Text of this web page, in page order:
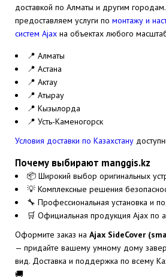
доставкой по Алматы и другим
предоставляем услуги по монтажу и
систем Ajax на объектах любого
📍 Алматы
📍 Астана
📍 Актау
📍 Атырау
📍 Кызылорда
📍 Усть-Каменогорск
Условия доставки по Казахстану
Почему выбирают manggis.kz
📦 Широкий выбор оригинальных
💡 Комплексные решения
🔧 Профессиональная установка и
🛒 Официальная продукция Ajax по
Оформите заказ на Ajax SideCover
— придайте вашему умному дому
вид. Доставка и поддержка по всему
🚚